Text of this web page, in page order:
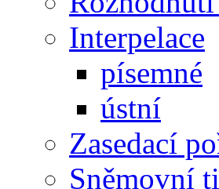
Interpelace
písemné
ústní
Zasedací
Sněmovní